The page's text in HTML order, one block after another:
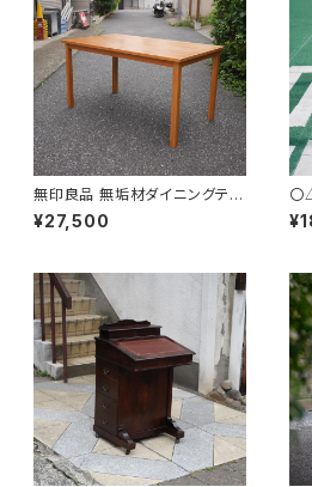
無印良品 無垢材ダイニングテー
ブル
¥27,500
〇